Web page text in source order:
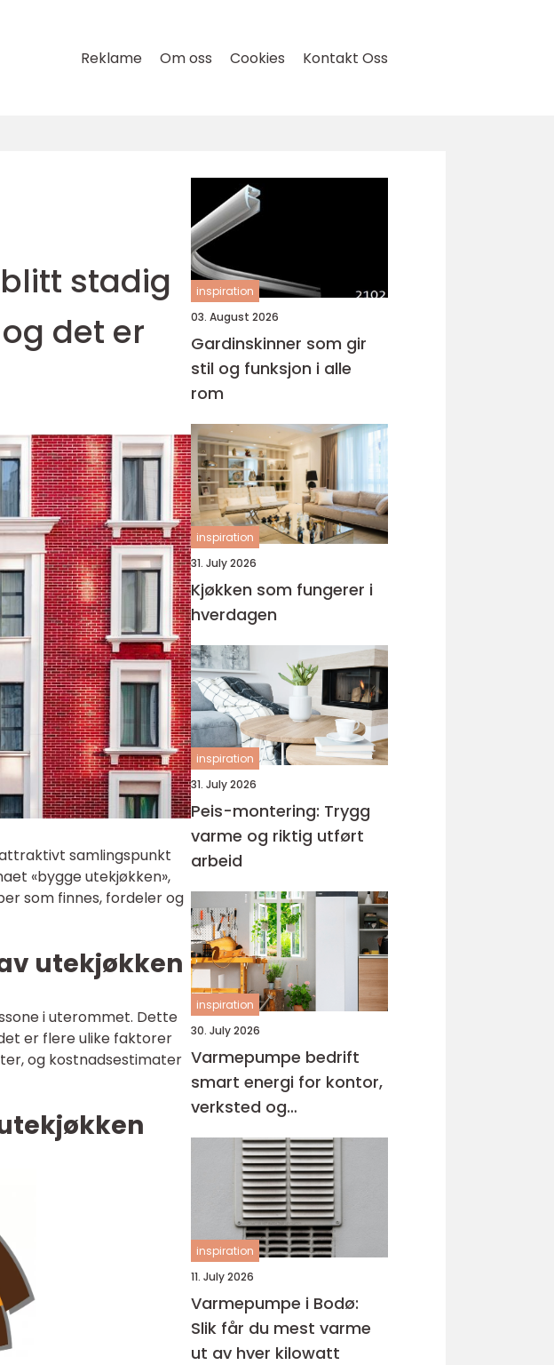
Reklame Om oss Cookies Kontakt Oss
stadig
det er
samlingspunkt
«bygge utekjøkken»,
som finnes, fordeler og
utekjøkken
i uterommet. Dette
er flere ulike faktorer
og kostnadsestimater
inspiration
03. August 2026
Gardinskinner som gir
stil og funksjon i alle
rom
inspiration
31. July 2026
Kjøkken som fungerer i
hverdagen
inspiration
31. July 2026
Peis-montering: Trygg
varme og riktig utført
arbeid
inspiration
30. July 2026
Varmepumpe bedrift
smart energi for kontor,
verksted og
næringsbygg
inspiration
11. July 2026
Varmepumpe i Bodø:
Slik får du mest varme
ut av hver kilowatt